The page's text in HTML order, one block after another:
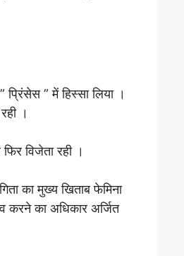
प्रिंसेस ” में हिस्सा लिया ।
।
विजेता रही ।
का मुख्य खिताब फेमिना
करने का अधिकार अर्जित